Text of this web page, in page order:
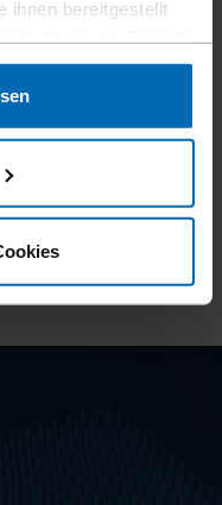
ihnen bereitgestellt